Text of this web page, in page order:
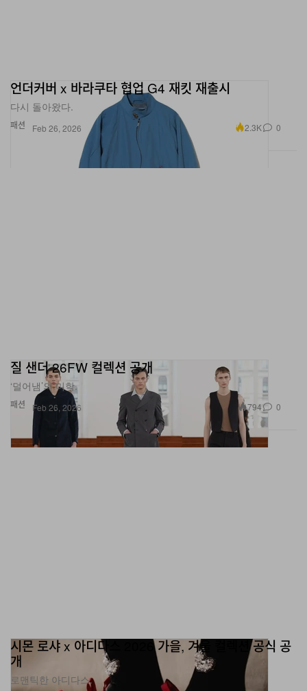
패션
언더커버 x 바라쿠타 협업 G4 재킷 재출시
다시 돌아왔다.
Feb 26, 2026 2.3K 0
패션
질 샌더 26FW 컬렉션 공개
‘덜어냄’의 미학.
Feb 26, 2026 794 0
시몬 로샤 x 아디다스 2026 가을, 겨울 컬렉션 공식 공
개
로맨틱한 아디다스.